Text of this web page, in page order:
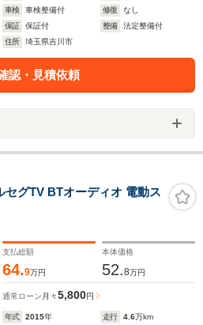
車検
車検整備付 修復
なし
保証
保証付 整備
法定整備付
住所
埼玉県吉川市
認・見積依頼
グTV BTオーディオ 電動ス
支払総額
64.9万円
本体価格
52.8万円
通常ローン 月々5,800円
年式 2015年 走行 4.6万km